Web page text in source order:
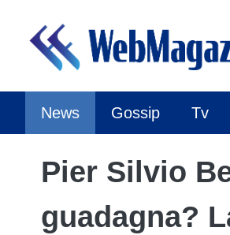
contenuto
News Gossip Tv
Pier Silvio
guadagna?